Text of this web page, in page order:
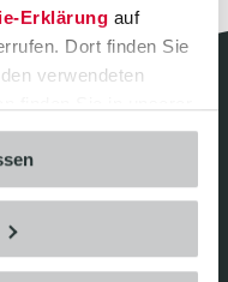
Erklärung auf
Dort finden Sie
verwendeten
fit für
Setzen Sie